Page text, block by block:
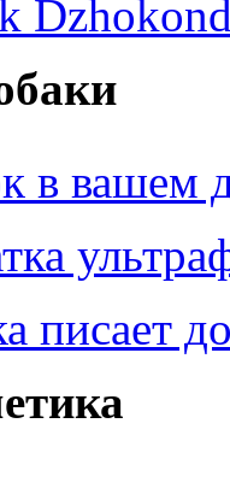
в вашем
писает